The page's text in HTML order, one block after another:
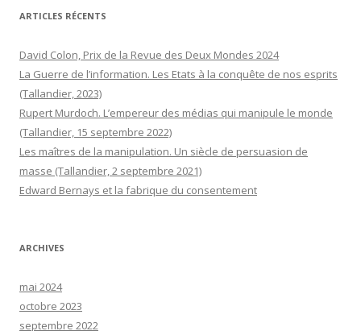
ARTICLES RÉCENTS
David Colon, Prix de la Revue des Deux Mondes 2024
La Guerre de l’information. Les Etats à la conquête de nos esprits
(Tallandier, 2023)
Rupert Murdoch. L’empereur des médias qui manipule le monde
(Tallandier, 15 septembre 2022)
Les maîtres de la manipulation. Un siècle de persuasion de
masse (Tallandier, 2 septembre 2021)
Edward Bernays et la fabrique du consentement
ARCHIVES
mai 2024
octobre 2023
septembre 2022